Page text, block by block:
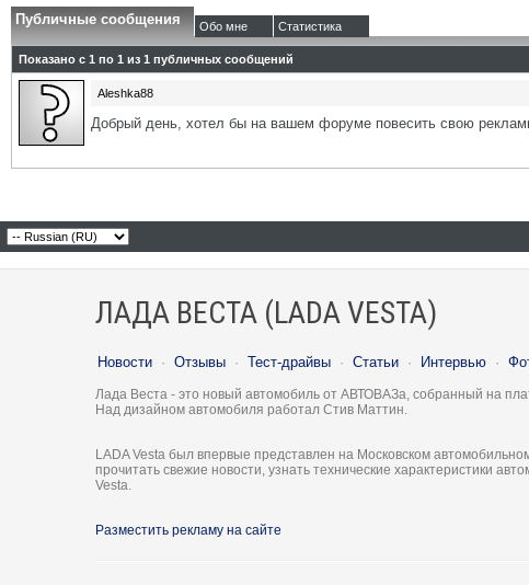
Публичные сообщения Обо мне Статистика
Показано с 1 по 1 из 1 публичных сообщений
Aleshka88
Добрый день, хотел бы на вашем форуме повесить свою
ЛАДА ВЕСТА (LADA VESTA)
Новости · Отзывы · Тест-драйвы · Статьи · Интервью ·
Лада Веста - это новый автомобиль от АВТОВАЗа, собранный на
Над дизайном автомобиля работал Стив Маттин.
LADA Vesta был впервые представлен на Московском
прочитать свежие новости, узнать технические характеристики
Vesta.
Разместить рекламу на сайте